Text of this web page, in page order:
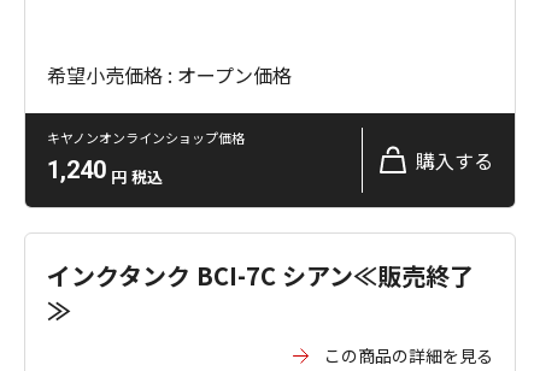
希望小売価格 : オープン価格
キヤノンオンラインショップ価格
1,240 円 税込
購入する
インクタンク BCI-7C シアン≪販売終了
≫
この商品の詳細を見る